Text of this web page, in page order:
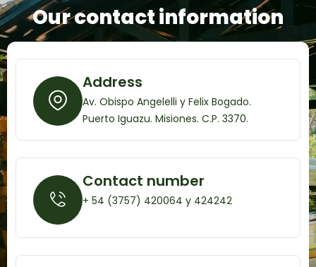
Our contact information
Address
Av. Obispo Angelelli y Felix Bogado.
Puerto Iguazu. Misiones. C.P. 3370.
Contact number
+ 54 (3757) 420064 y 424242